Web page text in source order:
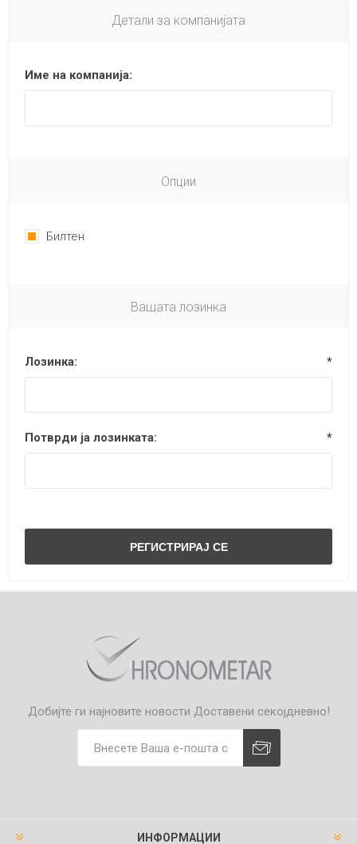
Детали за компанијата
Име на компанија:
Опции
Билтен
Вашата лозинка
Лозинка: *
Потврди ја лозинката: *
Добијте ги најновите новости Доставени секојдневно!
ИНФОРМАЦИИ